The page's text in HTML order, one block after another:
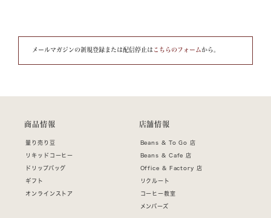
メールマガジンの新規登録または配信停止は こちらのフォームから。
商品情報
量り売り豆
リキッドコーヒー
ドリップバッグ
ギフト
オンラインストア
店舗情報
Beans & To Go 店
Beans & Cafe 店
Office & Factory 店
リクルート
コーヒー教室
メンバーズ